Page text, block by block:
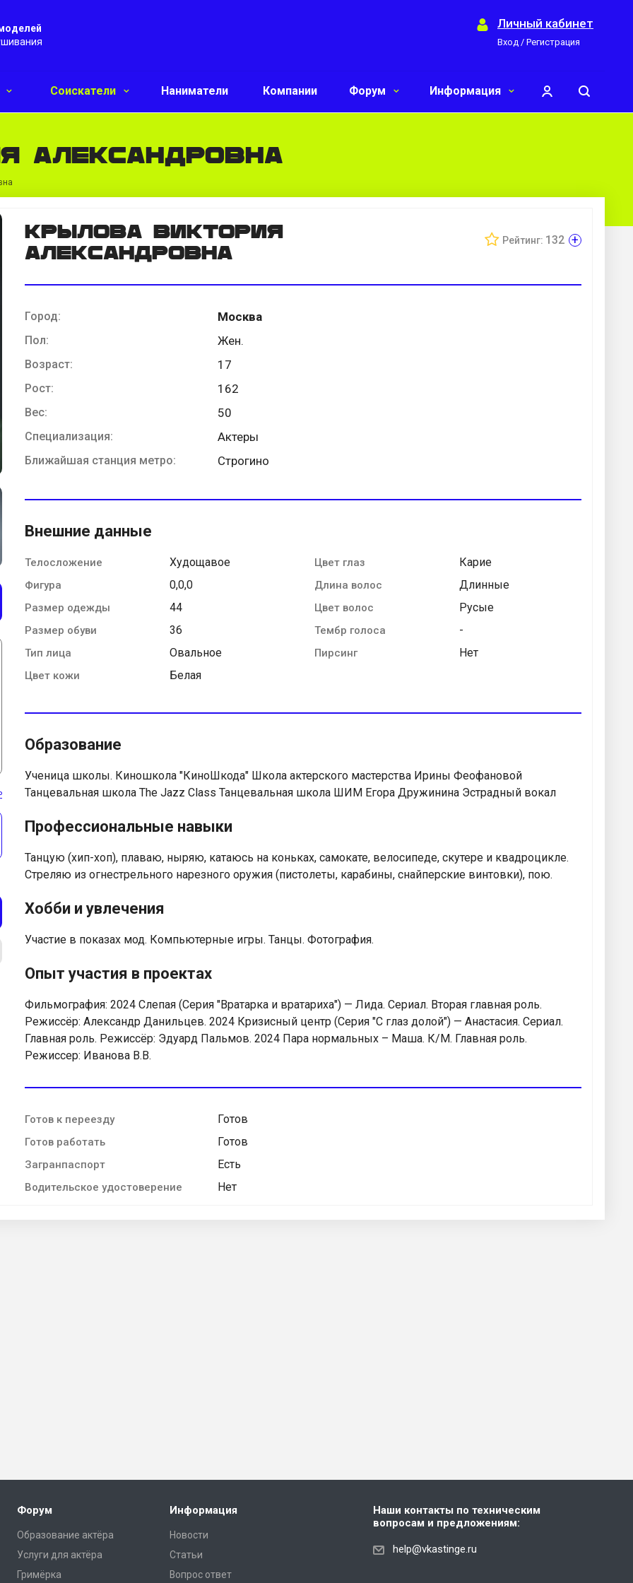
Личный кабинет
Вход / Регистрация
Соискатели Наниматели Компании Форум Информация
Александровна
Крылова Виктория
Александровна
Рейтинг: 132 +
Город: Москва
Пол: Жен.
Возраст: 17
Рост: 162
Вес: 50
Специализация: Актеры
Ближайшая станция метро: Строгино
Внешние данные
Телосложение Худощавое
Фигура 0,0,0
Размер одежды 44
Размер обуви 36
Тип лица Овальное
Цвет кожи Белая
Цвет глаз Карие
Длина волос Длинные
Цвет волос Русые
Тембр голоса -
Пирсинг Нет
Образование
Ученица школы. Киношкола "КиноШкода" Школа актерского мастерства Ирины Феофановой
Танцевальная школа The Jazz Class Танцевальная школа ШИМ Егора Дружинина Эстрадный вокал
Профессиональные навыки
Танцую (хип-хоп), плаваю, ныряю, катаюсь на коньках, самокате, велосипеде, скутере и квадроцикле.
Стреляю из огнестрельного нарезного оружия (пистолеты, карабины, снайперские винтовки), пою.
Хобби и увлечения
Участие в показах мод. Компьютерные игры. Танцы. Фотография.
Опыт участия в проектах
Фильмография: 2024 Слепая (Серия "Вратарка и вратариха") — Лида. Сериал. Вторая главная роль.
Режиссёр: Александр Данильцев. 2024 Кризисный центр (Серия "С глаз долой") — Анастасия. Сериал.
Главная роль. Режиссёр: Эдуард Пальмов. 2024 Пара нормальных – Маша. К/М. Главная роль.
Режиссер: Иванова В.В.
Готов к переезду Готов
Готов работать Готов
Загранпаспорт Есть
Водительское удостоверение Нет
Форум
Образование актёра
Услуги для актёра
Гримёрка
Информация
Новости
Статьи
Вопрос ответ
Наши контакты по техническим
вопросам и предложениям:
help@vkastinge.ru